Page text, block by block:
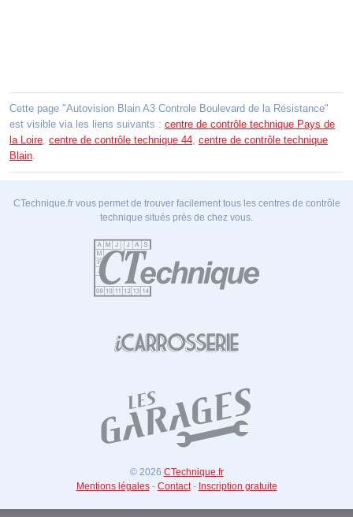
Cette page "Autovision Blain A3 Controle Boulevard de la Résistance"
est visible via les liens suivants : centre de contrôle technique Pays de
la Loire, centre de contrôle technique 44, centre de contrôle technique
Blain.
CTechnique.fr vous permet de trouver facilement tous les centres de contrôle
technique situés près de chez vous.
© 2026 CTechnique.fr
Mentions légales- Contact- Inscription gratuite